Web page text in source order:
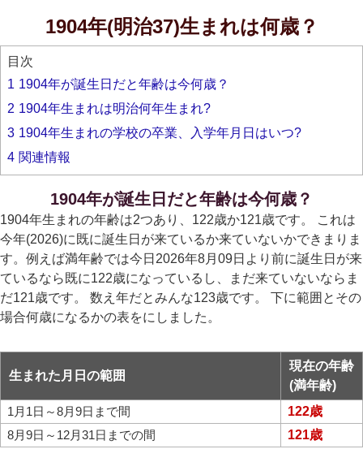
1904年(明治37)生まれは何歳？
目次
1 1904年が誕生日だと年齢は今何歳？
2 1904年生まれは明治何年生まれ?
3 1904年生まれの学校の卒業、入学年月日はいつ?
4 関連情報
1904年が誕生日だと年齢は今何歳？
1904年生まれの年齢は2つあり、122歳か121歳です。 これは
今年(2026)に既に誕生日が来ているか来ていないかできまりま
す。例えば満年齢では今日2026年8月09日より前に誕生日が来
ているなら既に122歳になっているし、まだ来ていないならま
だ121歳です。 数え年だとみんな123歳です。 下に範囲とその
場合何歳になるかの表をにしました。
生まれた月日の範囲
現在の年齢
(満年齢)
1月1日～8月9日まで間
122歳
8月9日～12月31日までの間
121歳